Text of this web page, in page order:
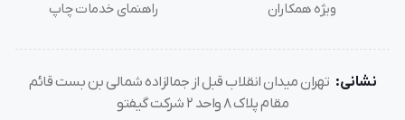
ویژه همکاران
راهنمای خدمات چاپ
نشانی: تهران میدان انقلاب قبل از جمالزاده شمالی بن بست قائم
مقام پلاک 8 واحد 2 شرکت گیفتو